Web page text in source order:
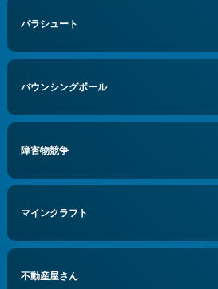
パラシュート
バウンシングボール
障害物競争
マインクラフト
不動産屋さん